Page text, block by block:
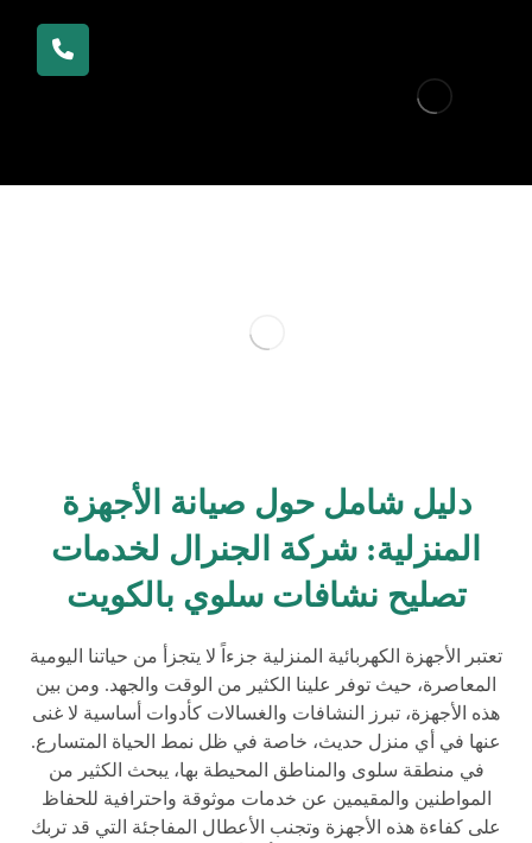
دليل شامل حول صيانة الأجهزة
المنزلية: شركة الجنرال لخدمات
تصليح نشافات سلوي بالكويت
تعتبر الأجهزة الكهربائية المنزلية جزءاً لا يتجزأ من حياتنا اليومية
المعاصرة، حيث توفر علينا الكثير من الوقت والجهد. ومن بين
هذه الأجهزة، تبرز النشافات والغسالات كأدوات أساسية لا غنى
عنها في أي منزل حديث، خاصة في ظل نمط الحياة المتسارع.
في منطقة سلوى والمناطق المحيطة بها، يبحث الكثير من
المواطنين والمقيمين عن خدمات موثوقة واحترافية للحفاظ
على كفاءة هذه الأجهزة وتجنب الأعطال المفاجئة التي قد تربك